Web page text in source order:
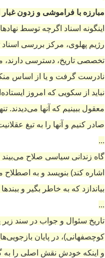
مبارزه با فراموشی و زدون غبار
اینگونه اسناد اگرچه توسط
رژیم پهلوی، مرکز بررسی اسناد
تخصصی تاریخ، دسترسی
نادرست گرفت و یا از اساس
نباید از سکویی که امروز
معقول ببینیم که آنها می‌دیدند.
صادر کنیم و آنها را به تیغ
...
گاه زندانی سیاسی صلاح می‌بیند
اشاره کند) بنویسد و به اصطلاح
بیاندازد که به خاطر بگیر و
...
تاریخ سئوال و جواب در سند
کوچصفهانی)، در پایان
و اینکه خودش نقش اصلی را به